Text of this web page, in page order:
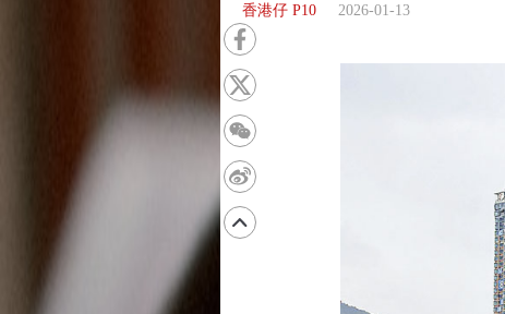
香港仔 P10 2026-01-13